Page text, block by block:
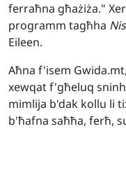
ferraħna għażiża."
programm tagħha
Eileen.
Aħna f'isem
xewqat f'għeluq
mimlija b'dak kollu li
b'ħafna saħħa, ferħ,